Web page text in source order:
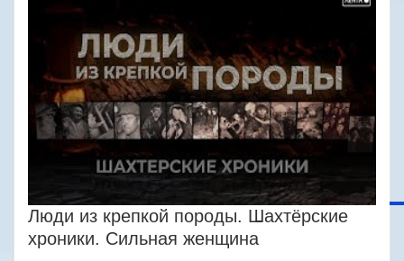
Люди из крепкой породы. Шахтёрские
хроники. Сильная женщина